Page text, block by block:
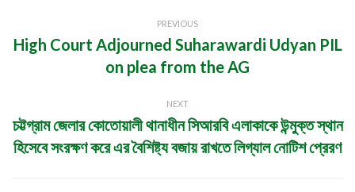
navigation
PREVIOUS
Previous
post:
High Court Adjourned Suharawardi Udyan PIL
on plea from the AG
NEXT
Next
post:
চট্টগ্রাম জেলার কোতোয়ালী থানাধীন সিআরবি এলাকাকে উন্মুক্ত স্থান
হিসেবে সংরক্ষণ করে এর বৈশিষ্ট্য বজায় রাখতে লিগ্যাল নোটিশ প্রেরণ